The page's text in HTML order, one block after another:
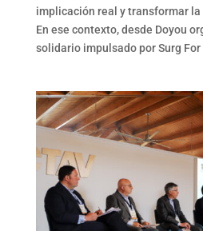
implicación real y transformar
En ese contexto, desde Doyou
solidario impulsado por Surg